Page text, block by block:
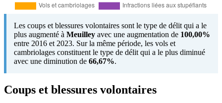
Les coups et blessures volontaires sont le type de délit qui a le
plus augmenté à Meuilley avec une augmentation de 100,00%
entre 2016 et 2023. Sur la même période, les vols et
cambriolages constituent le type de délit qui a le plus diminué
avec une diminution de 66,67%.
Coups et blessures volontaires